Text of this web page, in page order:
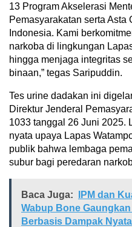
13 Program Akselerasi
Pemasyarakatan serta
Indonesia. Kami
narkoba di lingkungan
hingga menjaga integritas
binaan,” tegas Saripuddin.
Tes urine dadakan ini
Direktur Jenderal
1033 tanggal 26 Juni 2025.
nyata upaya Lapas
publik bahwa lembaga
subur bagi peredaran
Baca Juga:
IPM dan
Wabup Bone
Berbasis Dampak Nyata